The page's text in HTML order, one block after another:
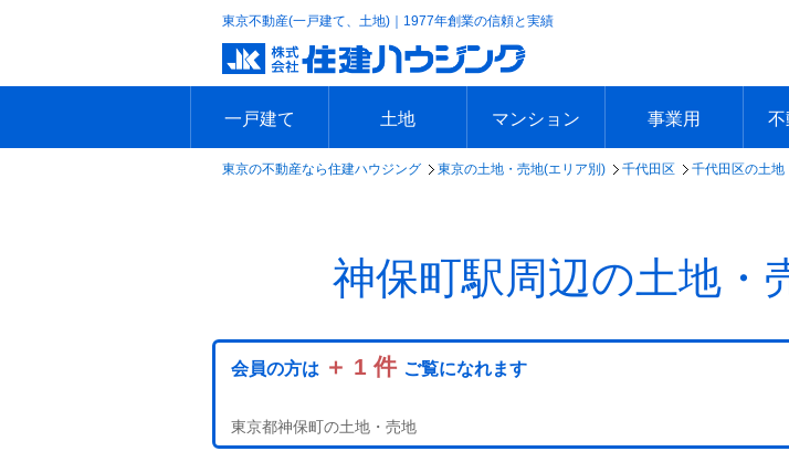
東京不動産(一戸建て、土地)｜1977年創業の信頼と実績
一戸建て
エリアで探す
沿線で探す
新築一戸建て
中古一戸建て
本日の新着物件
今週の新着物件
土地
エリアで探す
沿線で探す
本日の新着物件
今週の新着物件
マンション
エリアで探す
沿線で探す
本日の新着物件
今週の新着物件
事業用
エリアで探す
沿線で探す
本日の新着物件
今週の新着物件
不
不
簡
不
不
海
東京の不動産なら住建ハウジング 東京の土地・売地(エリア別) 千代田区 千代田区の土地
神保町駅周辺の土地・
会員の方は ＋ 1 件 ご覧になれます
東京都神保町の土地・売地